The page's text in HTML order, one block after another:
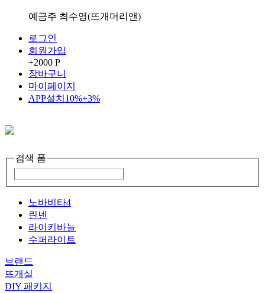
예금주 최수영(뜨개머리앤)
로그인
회원가입
+2000 P
장바구니
마이페이지
APP설치 10%+3%
검색 폼
노바비타4
린넨
라이키바늘
수퍼라이트
브랜드
뜨개실
DIY 패키지